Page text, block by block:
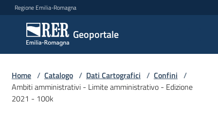
Vai al contenuto
Vai alla navigazione
Vai al footer
Regione Emilia-Romagna
Geoportale
Geoportale
Catalogo
dati,
servizi
Home / Catalogo / Dati Cartografici / Confini /
Ambiti amministrativi - Limite amministrativo - Edizione
2021 - 100k